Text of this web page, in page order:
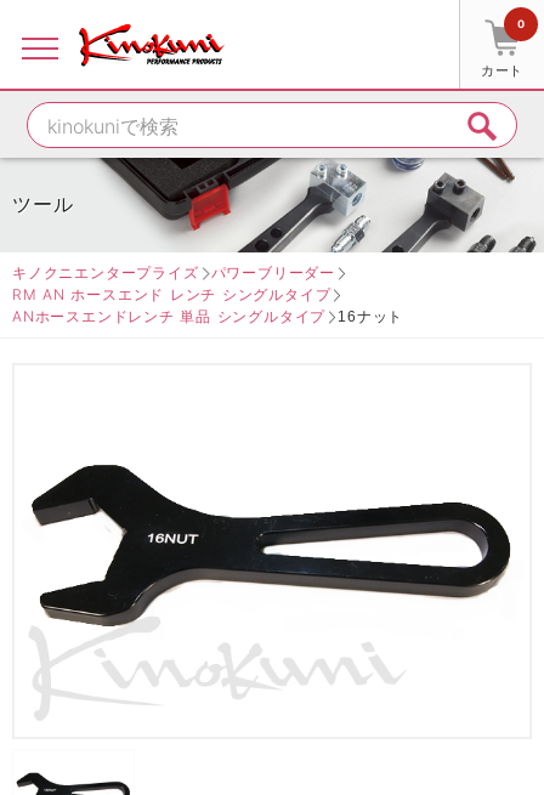
カート
0
ツール
キノクニエンタープライズ
パワーブリーダー
RM AN ホースエンド レンチ シングルタイプ
ANホースエンドレンチ 単品 シングルタイプ
16ナット